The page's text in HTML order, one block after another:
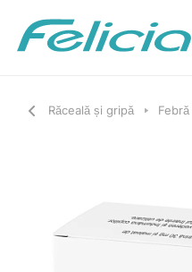
Răceală și gripă